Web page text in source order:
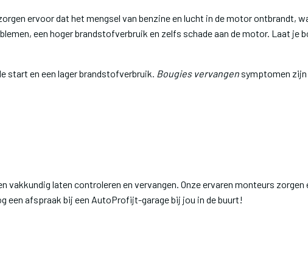
ervoor dat het mengsel van benzine en lucht in de motor ontbrandt,
een hoger brandstofverbruik en zelfs schade aan de motor. Laat je
start en een lager brandstofverbruik. Bougies vervangen symptomen zijn
laten controleren en vervangen. Onze ervaren monteurs zorgen
een afspraak bij een AutoProfijt-garage bij jou in de buurt!